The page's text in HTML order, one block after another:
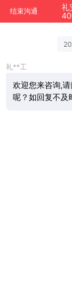
结束沟通
礼**工
欢迎您来咨询,
呢？如回复不